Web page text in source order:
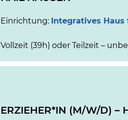
Einrichtung: Integratives Haus
Vollzeit (39h) oder Teilzeit –
ERZIEHER*IN (M/W/D) –